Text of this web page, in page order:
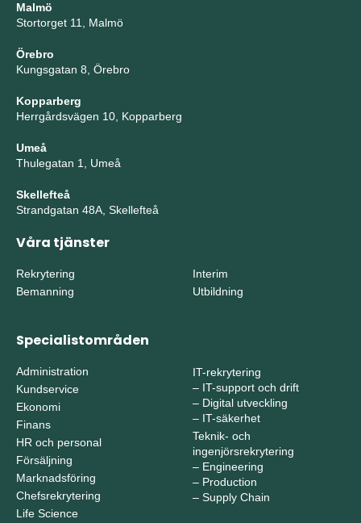
Malmö
Stortorget 11, Malmö
Örebro
Kungsgatan 8, Örebro
Kopparberg
Herrgårdsvägen 10, Kopparberg
Umeå
Thulegatan 1, Umeå
Skellefteå
Strandgatan 48A, Skellefteå
Våra tjänster
Rekrytering
Bemanning
Interim
Utbildning
Specialistområden
Administration
Kundservice
Ekonomi
Finans
HR och personal
Försäljning
Marknadsföring
Chefsrekrytering
Life Science
IT-rekrytering
– IT-support och drift
– Digital utveckling
– IT-säkerhet
Teknik- och
ingenjörsrekrytering
– Engineering
– Production
– Supply Chain